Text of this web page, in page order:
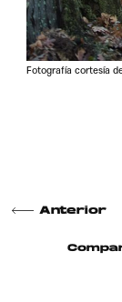
Fotografía cortesía
Anterior